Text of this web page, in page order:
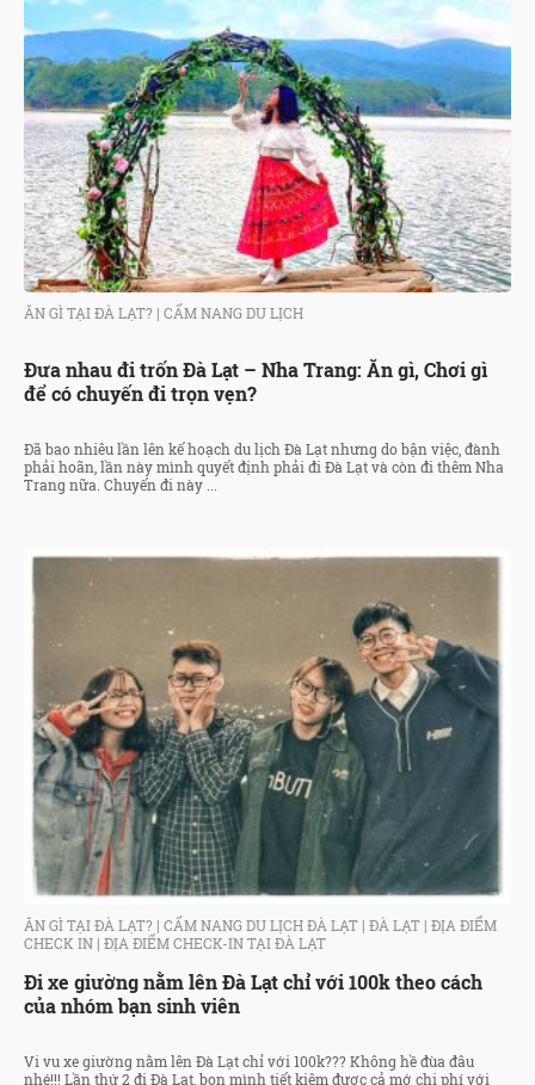
ĂN GÌ TẠI ĐÀ LẠT? | CẨM NANG DU LỊCH
Đưa nhau đi trốn Đà Lạt – Nha Trang: Ăn gì, Chơi gì
để có chuyến đi trọn vẹn?
Đã bao nhiêu lần lên kế hoạch du lịch Đà Lạt nhưng do bận việc, đành
phải hoãn, lần này mình quyết định phải đi Đà Lạt và còn đi thêm Nha
Trang nữa. Chuyến đi này ...
ĂN GÌ TẠI ĐÀ LẠT? | CẨM NANG DU LỊCH ĐÀ LẠT | ĐÀ LẠT | ĐỊA ĐIỂM
CHECK IN | ĐỊA ĐIỂM CHECK-IN TẠI ĐÀ LẠT
Đi xe giường nằm lên Đà Lạt chỉ với 100k theo cách
của nhóm bạn sinh viên
Vi vu xe giường nằm lên Đà Lạt chỉ với 100k??? Không hề đùa đâu
nhé!!! Lần thứ 2 đi Đà Lạt, bọn mình tiết kiệm được cả mớ chi phí với